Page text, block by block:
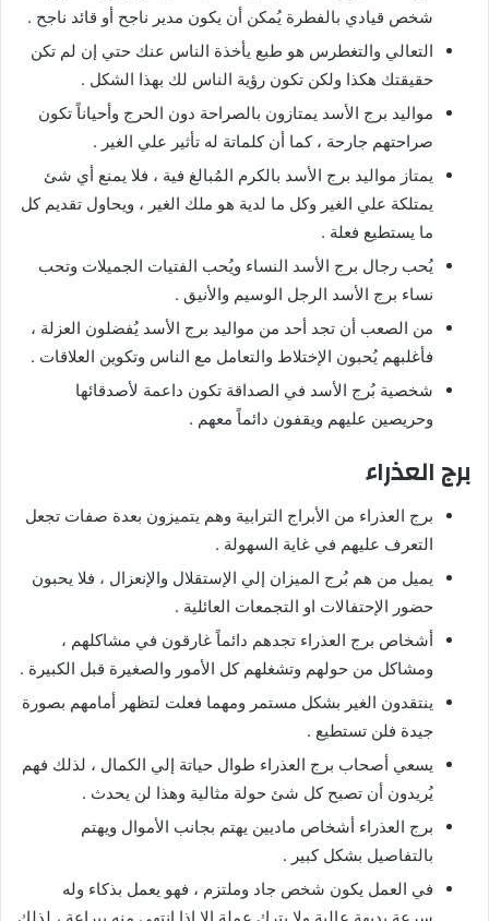
شخص قيادي بالفطرة يُمكن أن يكون مدير ناجح أو قائد ناجح .
التعالي والتغطرس هو طبع يأخذة الناس عنك حتي إن لم تكن
حقيقتك هكذا ولكن تكون رؤية الناس لك بهذا الشكل .
مواليد برج الأسد يمتازون بالصراحة دون الحرج وأحياناً تكون
صراحتهم جارحة ، كما أن كلماتة له تأثير علي الغير .
يمتاز مواليد برج الأسد بالكرم المُبالغ فية ، فلا يمنع أي شئ
يمتلكة علي الغير وكل ما لدية هو ملك الغير ، ويحاول تقديم كل
ما يستطيع فعلة .
يُحب رجال برج الأسد النساء ويُحب الفتيات الجميلات وتحب
نساء برج الأسد الرجل الوسيم والأنيق .
من الصعب أن تجد أحد من مواليد برج الأسد يُفضلون العزلة ،
فأغلبهم يُحبون الإختلاط والتعامل مع الناس وتكوين العلاقات .
شخصية بُرج الأسد في الصداقة تكون داعمة لأصدقائها
وحريصين عليهم ويقفون دائماً معهم .
برج العذراء
برج العذراء من الأبراج الترابية وهم يتميزون بعدة صفات تجعل
التعرف عليهم في غاية السهولة .
يميل من هم بُرج الميزان إلي الإستقلال والإنعزال ، فلا يحبون
حضور الإحتفالات او التجمعات العائلية .
أشخاص برج العذراء تجدهم دائماً غارقون في مشاكلهم ،
ومشاكل من حولهم وتشغلهم كل الأمور والصغيرة قبل الكبيرة .
ينتقدون الغير بشكل مستمر ومهما فعلت لتظهر أمامهم بصورة
جيدة فلن تستطيع .
يسعي أصحاب برج العذراء طوال حياتة إلي الكمال ، لذلك فهم
يُريدون أن تصبح كل شئ حولة مثالية وهذا لن يحدث .
برج العذراء أشخاص ماديين يهتم بجانب الأموال ويهتم
بالتفاصيل بشكل كبير .
في العمل يكون شخص جاد وملتزم ، فهو يعمل بذكاء وله